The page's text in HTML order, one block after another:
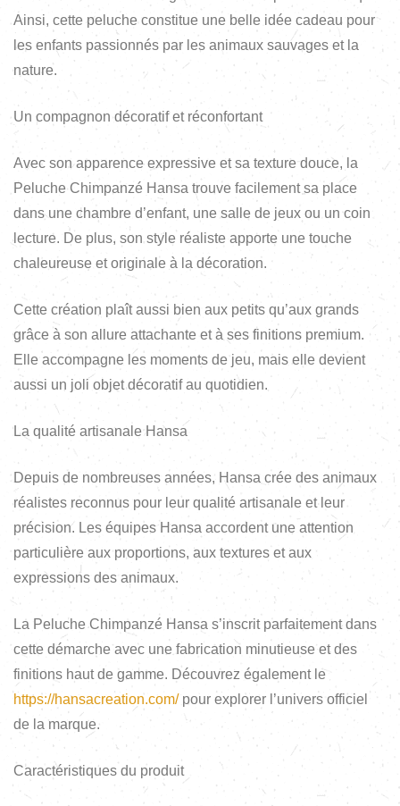
Ainsi, cette peluche constitue une belle idée cadeau pour
les enfants passionnés par les animaux sauvages et la
nature.
Un compagnon décoratif et réconfortant
Avec son apparence expressive et sa texture douce, la
Peluche Chimpanzé Hansa trouve facilement sa place
dans une chambre d’enfant, une salle de jeux ou un coin
lecture. De plus, son style réaliste apporte une touche
chaleureuse et originale à la décoration.
Cette création plaît aussi bien aux petits qu’aux grands
grâce à son allure attachante et à ses finitions premium.
Elle accompagne les moments de jeu, mais elle devient
aussi un joli objet décoratif au quotidien.
La qualité artisanale Hansa
Depuis de nombreuses années, Hansa crée des animaux
réalistes reconnus pour leur qualité artisanale et leur
précision. Les équipes Hansa accordent une attention
particulière aux proportions, aux textures et aux
expressions des animaux.
La Peluche Chimpanzé Hansa s’inscrit parfaitement dans
cette démarche avec une fabrication minutieuse et des
finitions haut de gamme. Découvrez également le
https://hansacreation.com/pour explorer l’univers officiel
de la marque.
Caractéristiques du produit